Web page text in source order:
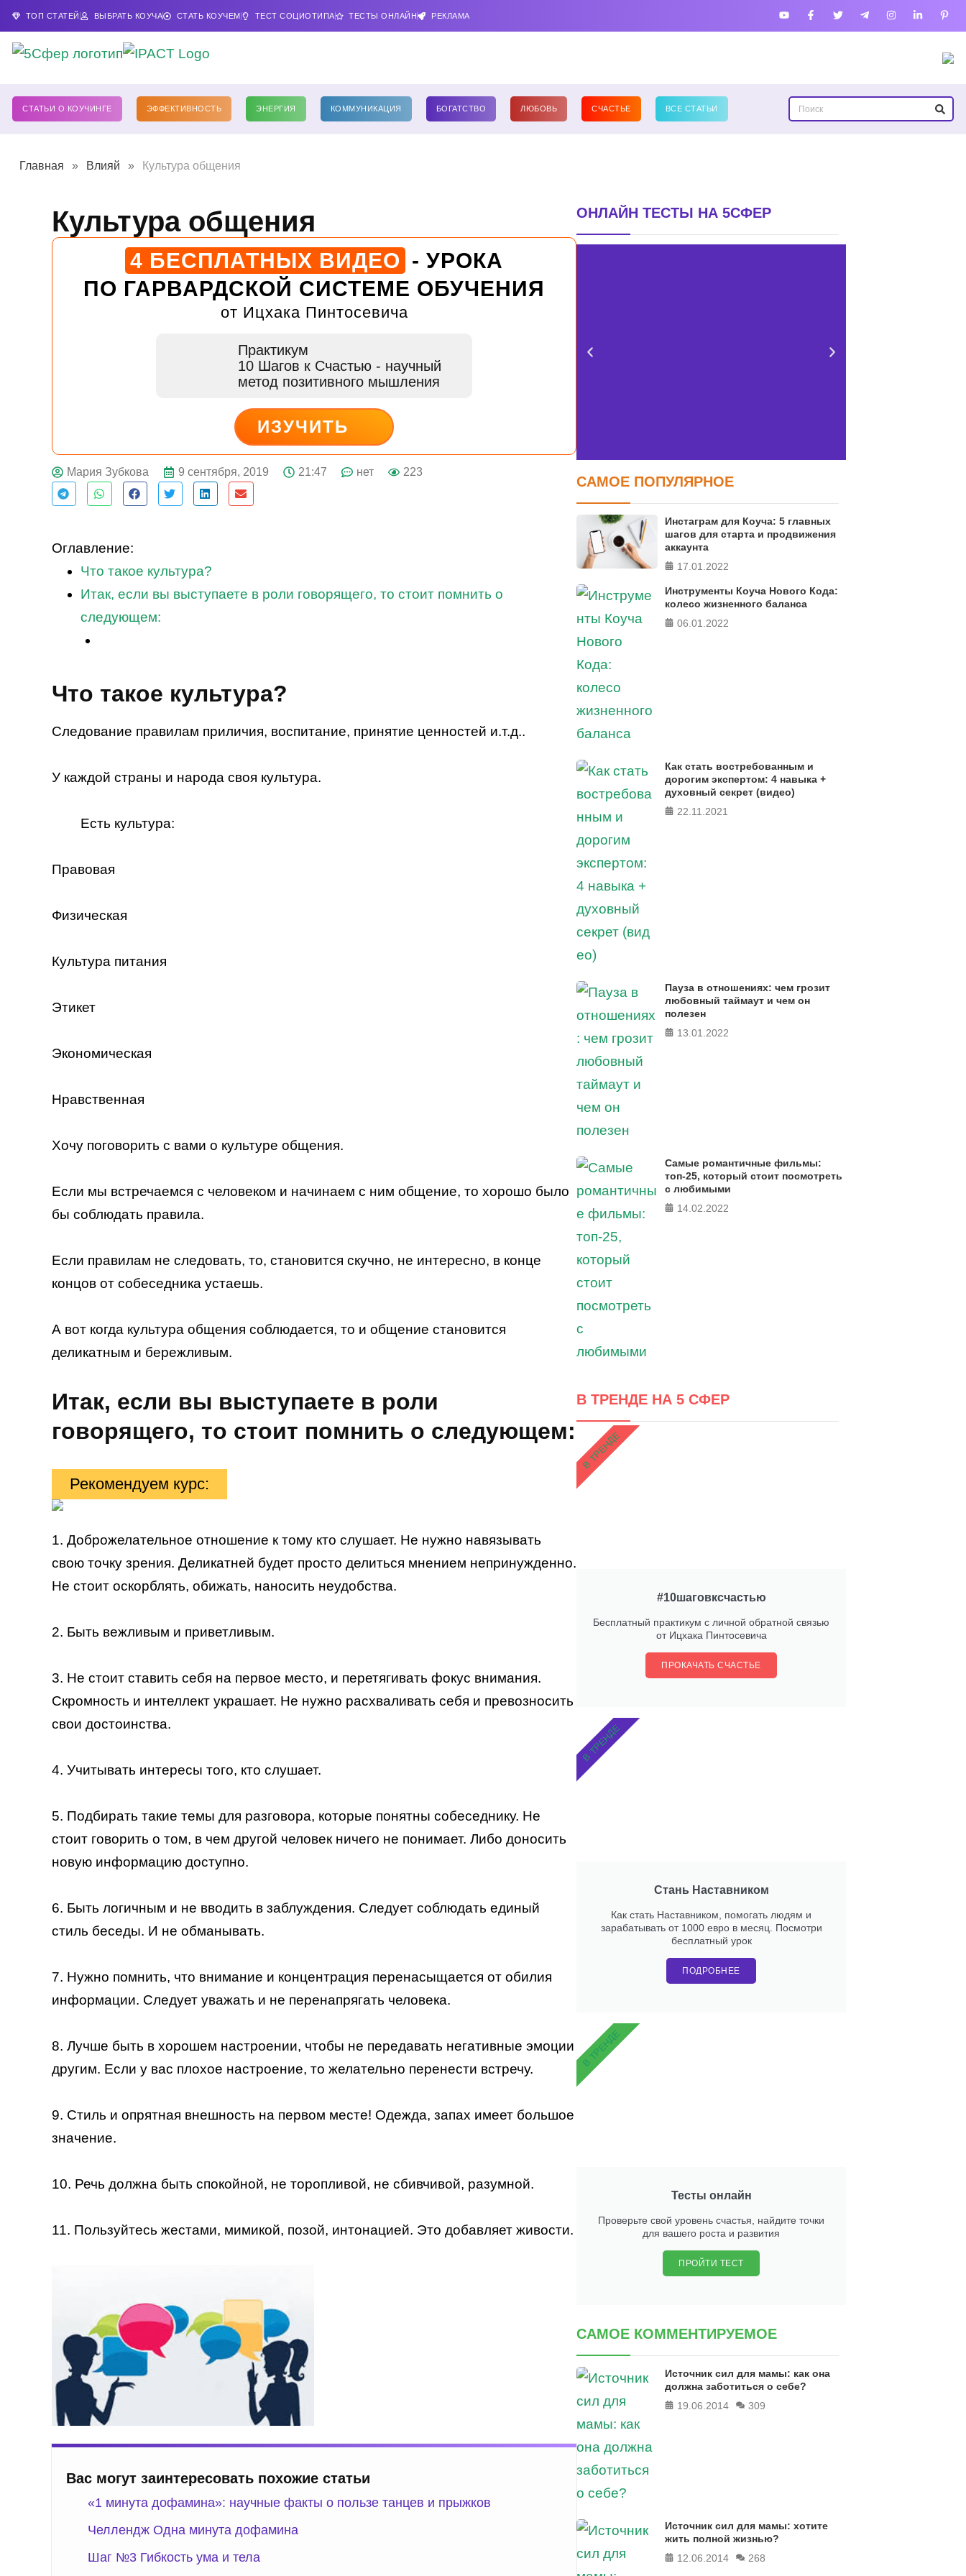
ТОП СТАТЕЙ ВЫБРАТЬ КОУЧА СТАТЬ КОУЧЕМ ТЕСТ СОЦИОТИПА ТЕСТЫ ОНЛАЙН РЕКЛАМА
СТАТЬИ О КОУЧИНГЕ ЭФФЕКТИВНОСТЬ ЭНЕРГИЯ КОММУНИКАЦИЯ БОГАТСТВО ЛЮБОВЬ СЧАСТЬЕ ВСЕ СТАТЬИ
Главная » Влияй » Культура общения
Культура общения
4 БЕСПЛАТНЫХ ВИДЕО - УРОКА
ПО ГАРВАРДСКОЙ СИСТЕМЕ ОБУЧЕНИЯ
от Ицхака Пинтосевича
Практикум
10 Шагов к Счастью - научный
метод позитивного мышления
ИЗУЧИТЬ
ДЕЙСТВУЙ
Мария Зубкова 9 сентября, 2019 21:47 нет 223
Оглавление:
Что такое культура?
Итак, если вы выступаете в роли говорящего, то стоит помнить о
следующем:
Что такое культура?
Следование правилам приличия, воспитание, принятие ценностей и.т.д..
У каждой страны и народа своя культура.
Есть культура:
Правовая
Физическая
Культура питания
Этикет
Экономическая
Нравственная
Хочу поговорить с вами о культуре общения.
Если мы встречаемся с человеком и начинаем с ним общение, то хорошо было
бы соблюдать правила.
Если правилам не следовать, то, становится скучно, не интересно, в конце
концов от собеседника устаешь.
А вот когда культура общения соблюдается, то и общение становится
деликатным и бережливым.
Итак, если вы выступаете в роли
говорящего, то стоит помнить о следующем:
Рекомендуем курс:
1. Доброжелательное отношение к тому кто слушает. Не нужно навязывать
свою точку зрения. Деликатней будет просто делиться мнением непринужденно.
Не стоит оскорблять, обижать, наносить неудобства.
2. Быть вежливым и приветливым.
3. Не стоит ставить себя на первое место, и перетягивать фокус внимания.
Скромность и интеллект украшает. Не нужно расхваливать себя и превозносить
свои достоинства.
4. Учитывать интересы того, кто слушает.
5. Подбирать такие темы для разговора, которые понятны собеседнику. Не
стоит говорить о том, в чем другой человек ничего не понимает. Либо доносить
новую информацию доступно.
6. Быть логичным и не вводить в заблуждения. Следует соблюдать единый
стиль беседы. И не обманывать.
7. Нужно помнить, что внимание и концентрация перенасыщается от обилия
информации. Следует уважать и не перенапрягать человека.
8. Лучше быть в хорошем настроении, чтобы не передавать негативные эмоции
другим. Если у вас плохое настроение, то желательно перенести встречу.
9. Стиль и опрятная внешность на первом месте! Одежда, запах имеет большое
значение.
10. Речь должна быть спокойной, не торопливой, не сбивчивой, разумной.
11. Пользуйтесь жестами, мимикой, позой, интонацией. Это добавляет живости.
Вас могут заинтересовать похожие статьи
«1 минута дофамина»: научные факты о пользе танцев и прыжков
Челлендж Одна минута дофамина
Шаг №3 Гибкость ума и тела
ОНЛАЙН ТЕСТЫ НА 5СФЕР
Тест FERMI
FERMI - современная методика
оценки уровня счастья в 5 главных
сферах
ПРОЙТИ ТЕСТ
САМОЕ ПОПУЛЯРНОЕ
Инстаграм для Коуча: 5 главных
шагов для старта и продвижения
аккаунта
17.01.2022
Инструменты Коуча Нового Кода:
колесо жизненного баланса
06.01.2022
Как стать востребованным и
дорогим экспертом: 4 навыка +
духовный секрет (видео)
22.11.2021
Пауза в отношениях: чем грозит
любовный таймаут и чем он
полезен
13.01.2022
Самые романтичные фильмы:
топ-25, который стоит посмотреть
с любимыми
14.02.2022
В ТРЕНДЕ НА 5 СФЕР
#10шаговксчастью
Бесплатный практикум с личной обратной связью
от Ицхака Пинтосевича
ПРОКАЧАТЬ СЧАСТЬЕ
В ТРЕНДЕ
Стань Наставником
Как стать Наставником, помогать людям и
зарабатывать от 1000 евро в месяц. Посмотри
бесплатный урок
ПОДРОБНЕЕ
В ТРЕНДЕ
Тесты онлайн
Проверьте свой уровень счастья, найдите точки
для вашего роста и развития
ПРОЙТИ ТЕСТ
В ТРЕНДЕ
САМОЕ КОММЕНТИРУЕМОЕ
Источник сил для мамы: как она
должна заботиться о себе?
19.06.2014
309
Источник сил для мамы: хотите
жить полной жизнью?
12.06.2014
268